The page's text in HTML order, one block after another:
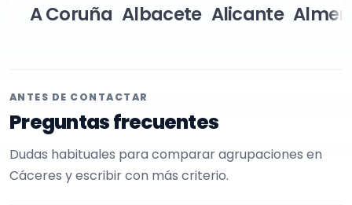
A Coruña Albacete Alicante
ANTES DE CONTACTAR
Preguntas frecuentes
Dudas habituales para comparar agrupaciones en
Cáceres y escribir con más criterio.